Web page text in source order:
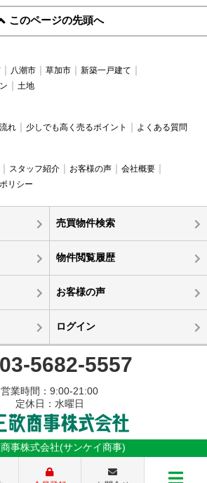
このページの先頭へ
八潮市 草加市
新築一戸建て
土地
れ 少しでも高く売るポイント よくある質問
スタッフ紹介 お客様の声
会社概要
リシー
売買物件検索
物件閲覧履歴
お客様の声
ログイン
03-5682-5557
営業時間：9:00-21:00
定休日：水曜日
事株式会社(サンケイ商事)